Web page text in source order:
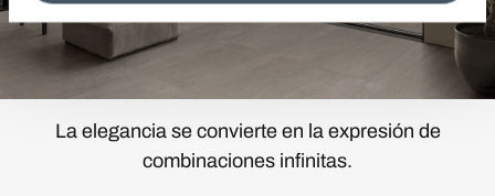
La elegancia se convierte en la expresión de
combinaciones infinitas.